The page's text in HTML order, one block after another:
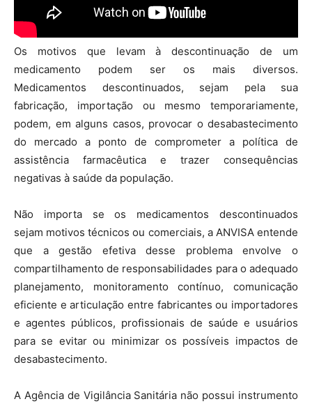
Os motivos que levam à descontinuação de um
medicamento podem ser os mais diversos.
Medicamentos descontinuados, sejam pela sua
fabricação, importação ou mesmo temporariamente,
podem, em alguns casos, provocar o desabastecimento
do mercado a ponto de comprometer a política de
assistência farmacêutica e trazer consequências
negativas à saúde da população.
Não importa se os medicamentos descontinuados
sejam motivos técnicos ou comerciais, a ANVISA entende
que a gestão efetiva desse problema envolve o
compartilhamento de responsabilidades para o adequado
planejamento, monitoramento contínuo, comunicação
eficiente e articulação entre fabricantes ou importadores
e agentes públicos, profissionais de saúde e usuários
para se evitar ou minimizar os possíveis impactos de
desabastecimento.
A Agência de Vigilância Sanitária não possui instrumento